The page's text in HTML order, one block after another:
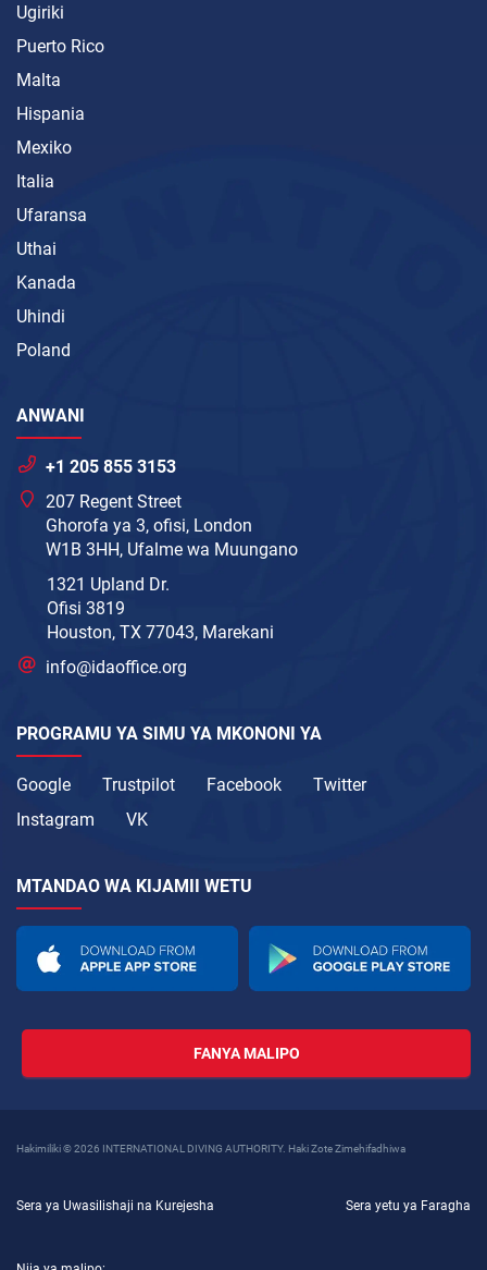
Ugiriki
Puerto Rico
Malta
Hispania
Mexiko
Italia
Ufaransa
Uthai
Kanada
Uhindi
Poland
ANWANI
+1 205 855 3153
207 Regent Street
Ghorofa ya 3, ofisi, London
W1B 3HH, Ufalme wa Muungano
1321 Upland Dr.
Ofisi 3819
Houston, TX 77043, Marekani
info@idaoffice.org
PROGRAMU YA SIMU YA MKONONI YA
Google Trustpilot Facebook
Twitter
Instagram
VK
MTANDAO WA KIJAMII WETU
FANYA MALIPO
Hakimiliki © 2026 INTERNATIONAL DIVING AUTHORITY. Haki Zote Zimehifadhiwa
Sera ya Uwasilishaji na Kurejesha Sera yetu ya Faragha